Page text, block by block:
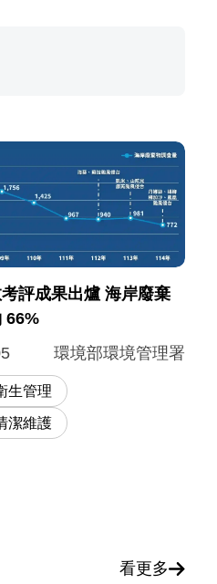
評成果出爐 海岸廢棄
66%
環境部環境管理署
生管理
潔維護
看更多